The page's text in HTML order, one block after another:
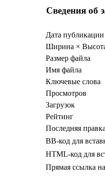
Сведения об
Дата публикации
Ширина ×
Размер файла
Имя файла
Ключевые слова
Просмотров
Загрузок
Рейтинг
Последняя
BB-код для
HTML-код для
Прямая ссылка